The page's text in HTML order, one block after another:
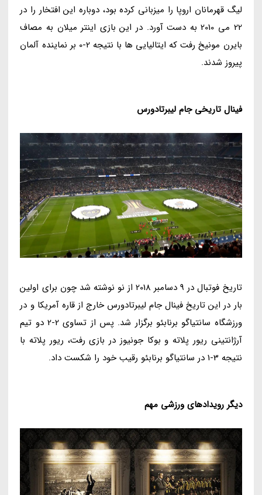
لیگ قهرمانان اروپا را میزبانی کرده بود، دوباره این افتخار را در
22 می 2010 به دست آورد. در این بازی اینتر میلان به مصاف
بایرن مونیخ رفت که ایتالیایی ها با نتیجه 2-0 بر نماینده آلمان
پیروز شدند.
فینال تاریخیجام لیبرتادورس
تاریخ فوتبال در 9 دسامبر 2018 از نو نوشته شد چون برای اولین
بار در این تاریخ فینال جام لیبرتادورس خارج از قاره آمریکا و در
ورزشگاه سانتیاگو برنابئو برگزار شد. پس از تساوی 2-2 دو تیم
آرژانتینی ریور پلاته و بوکا جونیوز در بازی رفت، ریور پلاته با
نتیجه 3-1 در سانتیاگو برنابئو رقیب خود را شکست داد.
دیگر رویدادهای ورزشی مهم